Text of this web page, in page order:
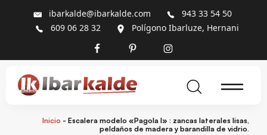
ibarkalde@ibarkalde.com
943 33 54 50
609 06 28 32
Polígono Ibarluze, Hernani
Inicio - Escalera modelo «Pagola I» : zancas laterales lisas,
peldaños de madera y barandilla de vidrio.